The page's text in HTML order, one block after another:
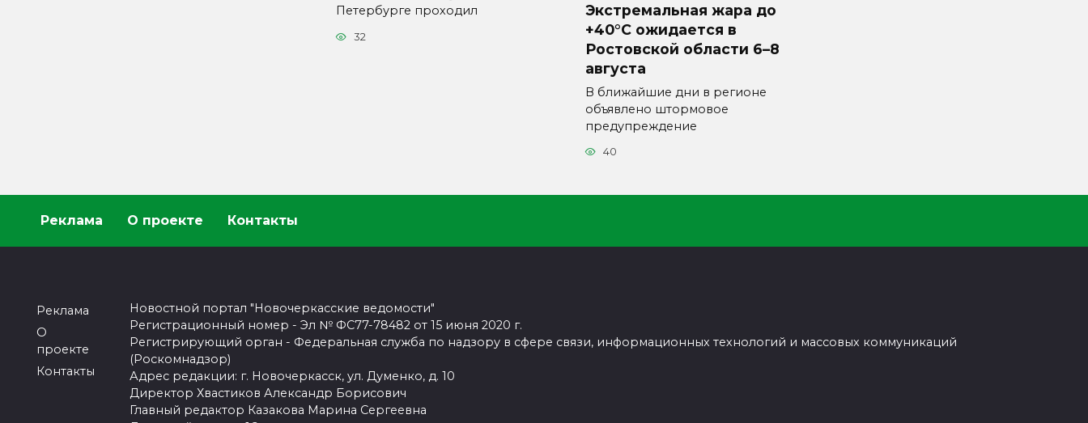
Петербурге проходил
32
Экстремальная жара до
+40°C ожидается в
Ростовской области 6–8
августа
В ближайшие дни в регионе
объявлено штормовое
предупреждение
40
Реклама О проекте Контакты
Реклама
О
проекте
Контакты
Новостной портал "Новочеркасские ведомости"
Регистрационный номер - Эл № ФС77-78482 от 15 июня 2020 г.
Регистрирующий орган - Федеральная служба по надзору в сфере связи, информационных технологий и массовых коммуникаций
(Роскомнадзор)
Адрес редакции: г. Новочеркасск, ул. Думенко, д. 10
Директор Хвастиков Александр Борисович
Главный редактор Казакова Марина Сергеевна